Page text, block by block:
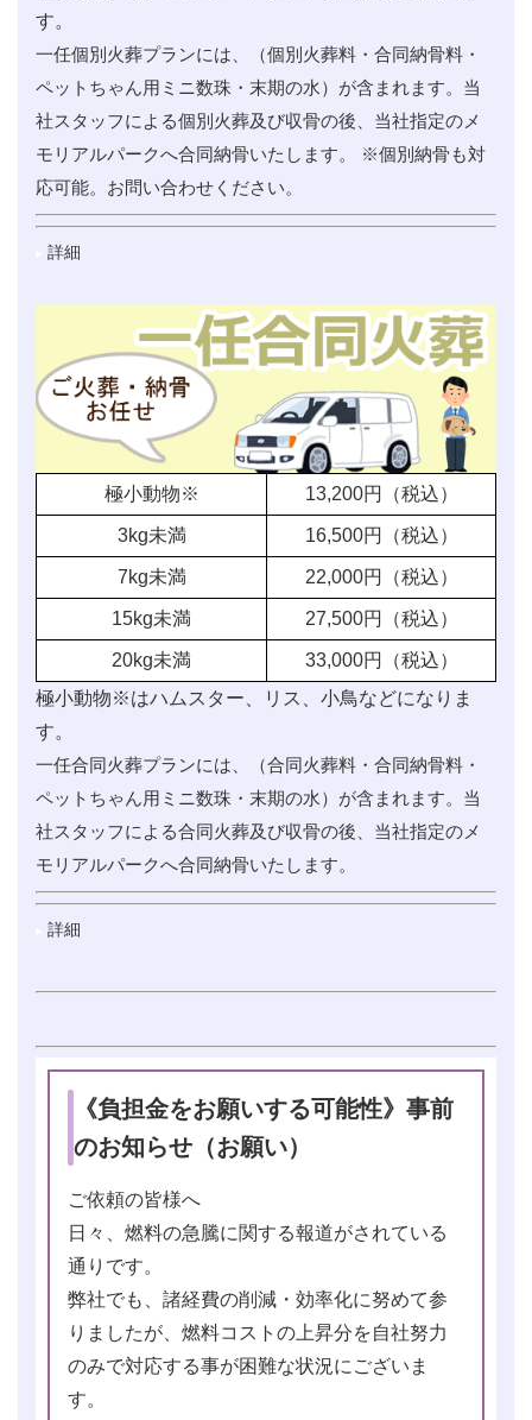
す。
一任個別火葬プランには、（個別火葬料・合同納骨料・
ペットちゃん用ミニ数珠・末期の水）が含まれます。当
社スタッフによる個別火葬及び収骨の後、当社指定のメ
モリアルパークへ合同納骨いたします。 ※個別納骨も対
応可能。お問い合わせください。
詳細
極小動物※ 13,200円（税込）
3kg未満 16,500円（税込）
7kg未満 22,000円（税込）
15kg未満 27,500円（税込）
20kg未満 33,000円（税込）
極小動物※はハムスター、リス、小鳥などになりま
す。
一任合同火葬プランには、（合同火葬料・合同納骨料・
ペットちゃん用ミニ数珠・末期の水）が含まれます。当
社スタッフによる合同火葬及び収骨の後、当社指定のメ
モリアルパークへ合同納骨いたします。
詳細
《負担金をお願いする可能性》事前
のお知らせ（お願い）
ご依頼の皆様へ
日々、燃料の急騰に関する報道がされている
通りです。
弊社でも、諸経費の削減・効率化に努めて参
りましたが、燃料コストの上昇分を自社努力
のみで対応する事が困難な状況にございま
す。